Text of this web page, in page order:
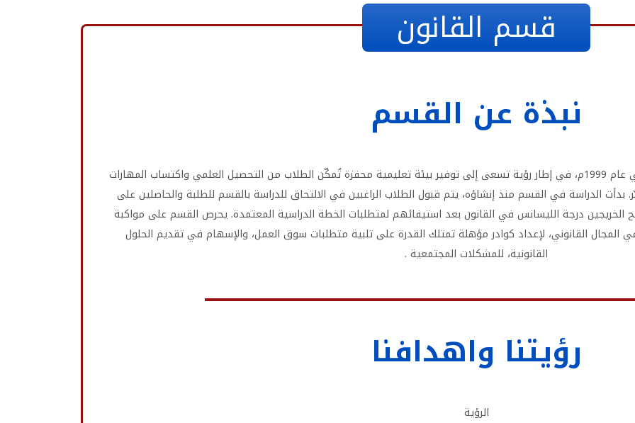
قسم القانون
نبذة عن القسم
تأسس قسم القانون بجامعة طرابلس الأهلية في عام 1999م، في إطار رؤية تسعى إلى توفير بيئة تعليمية محفزة تُمكّن الطلاب من التحصيل العلمي واكتساب المهارات
بدأت الدراسة في القسم منذ إنشاؤه، يتم قبول الطلاب الراغبين في الالتحاق للدراسة بالقسم للطلبة والحاصلين على
الخريجين درجة الليسانس في القانون بعد استيفائهم لمتطلبات الخطة الدراسية المعتمدة. يحرص القسم على مواكبة
المجال القانوني، لإعداد كوادر مؤهلة تمتلك القدرة على تلبية متطلبات سوق العمل، والإسهام في تقديم الحلول
القانونية، للمشكلات المجتمعية .
رؤيتنا واهدافنا
الرؤية